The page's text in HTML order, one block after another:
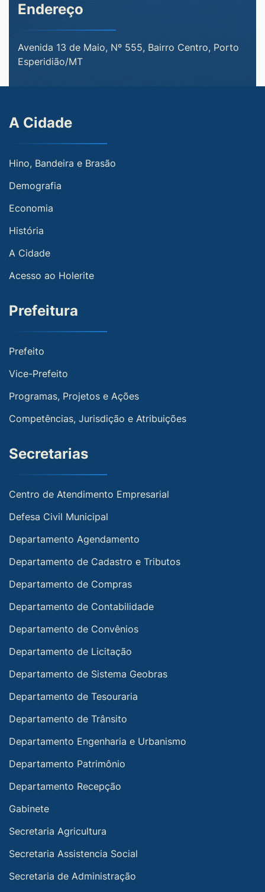
Endereço
Avenida 13 de Maio, Nº 555, Bairro Centro, Porto
Esperidião/MT
A Cidade
Hino, Bandeira e Brasão
Demografia
Economia
História
A Cidade
Acesso ao Holerite
Prefeitura
Prefeito
Vice-Prefeito
Programas, Projetos e Ações
Competências, Jurisdição e Atribuições
Secretarias
Centro de Atendimento Empresarial
Defesa Civil Municipal
Departamento Agendamento
Departamento de Cadastro e Tributos
Departamento de Compras
Departamento de Contabilidade
Departamento de Convênios
Departamento de Licitação
Departamento de Sistema Geobras
Departamento de Tesouraria
Departamento de Trânsito
Departamento Engenharia e Urbanismo
Departamento Patrimônio
Departamento Recepção
Gabinete
Secretaria Agricultura
Secretaria Assistencia Social
Secretaria de Administração